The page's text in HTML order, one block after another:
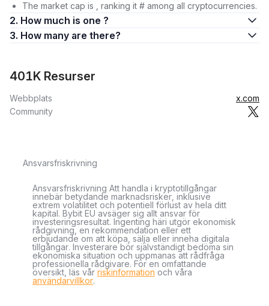
The market cap is , ranking it # among all cryptocurrencies.
2. How much is one ?
3. How many are there?
401K Resurser
Webbplats
x.com
Community
Ansvarsfriskrivning
Ansvarsfriskrivning Att handla i kryptotillgångar
innebär betydande marknadsrisker, inklusive
extrem volatilitet och potentiell förlust av hela ditt
kapital. Bybit EU avsäger sig allt ansvar för
investeringsresultat. Ingenting häri utgör ekonomisk
rådgivning, en rekommendation eller ett
erbjudande om att köpa, sälja eller inneha digitala
tillgångar. Investerare bör självständigt bedöma sin
ekonomiska situation och uppmanas att rådfråga
professionella rådgivare. För en omfattande
översikt, läs vår riskinformation och våra
användarvillkor.